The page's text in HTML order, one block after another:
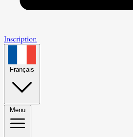
Inscription
Français
Menu